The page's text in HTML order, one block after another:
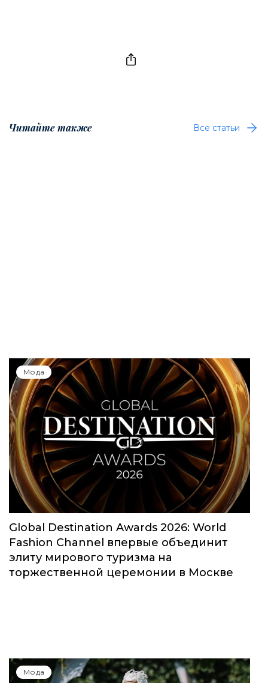
Читайте также Все статьи
Мода
Global Destination Awards 2026: World
Fashion Channel впервые объединит
элиту мирового туризма на
торжественной церемонии в Москве
Мода